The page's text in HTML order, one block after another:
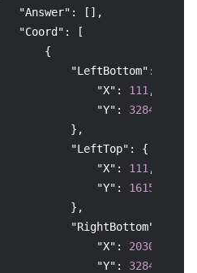
"Answer" : [ ] ,
"Coord" :
[
{
"LeftBottom" :
"X" : 111 ,
"Y" :
3284
} ,
"LeftTop" :
{
"X" : 111 ,
"Y" :
1615
} ,
"RightBottom"
"X" : 2030
"Y" :
3284